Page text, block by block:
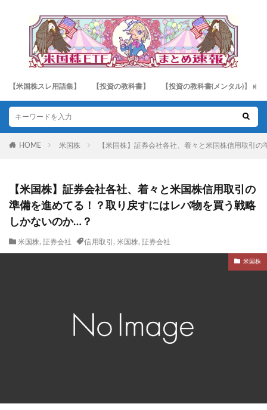
【米国株スレ用語集】 【投資の教科書】 【投資の教科書(メンタル)】
HOME 米国株 【米国株】証券会社各社、着々と米国株信用取引
【米国株】証券会社各社、着々と米国株信用取引の
準備を進めてる！？取り戻すにはレバ物を買う戦略
しかないのか…？
米国株, 証券会社 信用取引 , 米国株, 証券会社
米国株